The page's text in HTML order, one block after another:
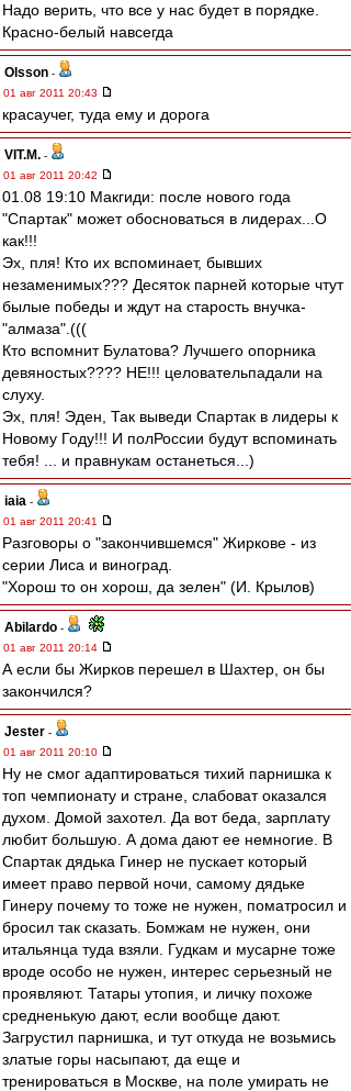
Надо верить, что все у нас будет в порядке.
Красно-белый навсегда
Olsson -
01 авг 2011 20:43
красаучег, туда ему и дорога
VIT.M. -
01 авг 2011 20:42
01.08 19:10 Макгиди: после нового года
"Спартак" может обосноваться в лидерах...О
как!!!
Эх, пля! Кто их вспоминает, бывших
незаменимых??? Десяток парней которые чтут
былые победы и ждут на старость внучка-
"алмаза".(((
Кто вспомнит Булатова? Лучшего опорника
девяностых???? НЕ!!! целовательпадали на
слуху.
Эх, пля! Эден, Так выведи Спартак в лидеры к
Новому Году!!! И полРоссии будут вспоминать
тебя! ... и правнукам останеться...)
iaia -
01 авг 2011 20:41
Разговоры о "закончившемся" Жиркове - из
серии Лиса и виноград.
"Хорош то он хорош, да зелен" (И. Крылов)
Abilardo -
01 авг 2011 20:14
А если бы Жирков перешел в Шахтер, он бы
закончился?
Jester -
01 авг 2011 20:10
Ну не смог адаптироваться тихий парнишка к
топ чемпионату и стране, слабоват оказался
духом. Домой захотел. Да вот беда, зарплату
любит большую. А дома дают ее немногие. В
Спартак дядька Гинер не пускает который
имеет право первой ночи, самому дядьке
Гинеру почему то тоже не нужен, поматросил и
бросил так сказать. Бомжам не нужен, они
итальянца туда взяли. Гудкам и мусарне тоже
вроде особо не нужен, интерес серьезный не
проявляют. Татары утопия, и личку похоже
средненькую дают, если вообще дают.
Загрустил парнишка, и тут откуда не возьмись
златые горы насыпают, да еще и
тренироваться в Москве, на поле умирать не